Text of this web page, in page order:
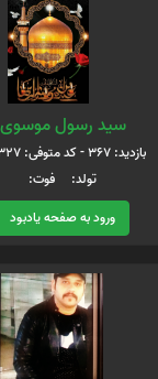
سید رسول موسوی
بازدید: 367 - کد متوفی: 33327
تولد: فوت:
ورود به صفحه یادبود